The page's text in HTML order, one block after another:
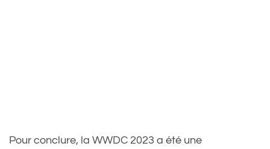
Pour conclure, la WWDC 2023 a été une